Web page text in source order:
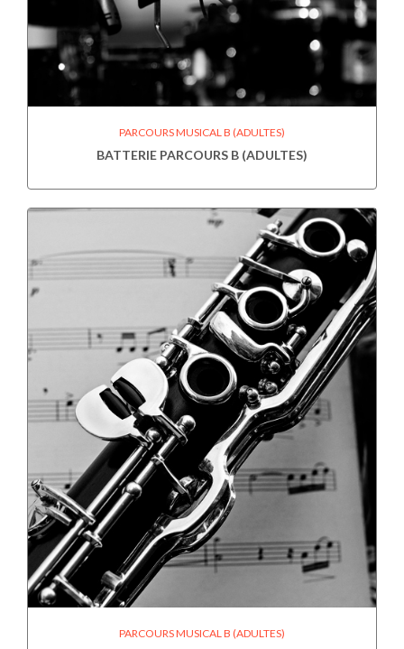
PARCOURS MUSICAL B (ADULTES)
BATTERIE PARCOURS B (ADULTES)
PARCOURS MUSICAL B (ADULTES)